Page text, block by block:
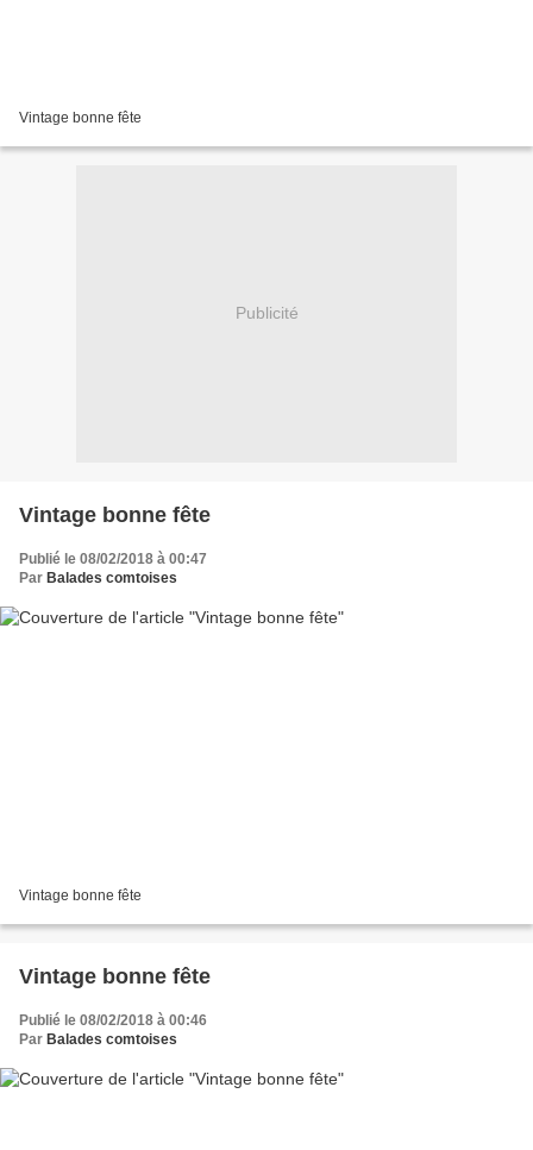
Vintage bonne fête
Publicité
Vintage bonne fête
Publié le 08/02/2018 à 00:47
Par Balades comtoises
Vintage bonne fête
Vintage bonne fête
Publié le 08/02/2018 à 00:46
Par Balades comtoises